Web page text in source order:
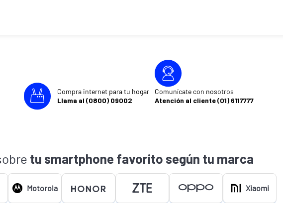
Compra internet para tu hogar
Llama al (0800) 09002
Comunícate con nosotros
Atención al cliente (01) 6117777
tu smartphone favorito según tu marca
Motorola Xiaomi